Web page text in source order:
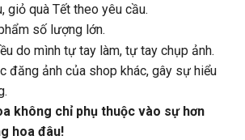
giỏ quà Tết theo yêu cầu.
số lượng lớn.
do mình tự tay làm, tự tay chụp ảnh.
đăng ảnh của shop khác, gây sự hiểu
không chỉ phụ thuộc vào sự hơn
hoa đâu!